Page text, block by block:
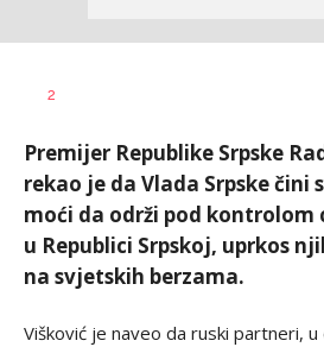
AUTOR
2
Premijer Republike Srpske
rekao je da Vlada Srpske čini
moći da održi pod kontrolom
u Republici Srpskoj, uprkos
na svjetskih berzama.
Višković je naveo da ruski partneri,